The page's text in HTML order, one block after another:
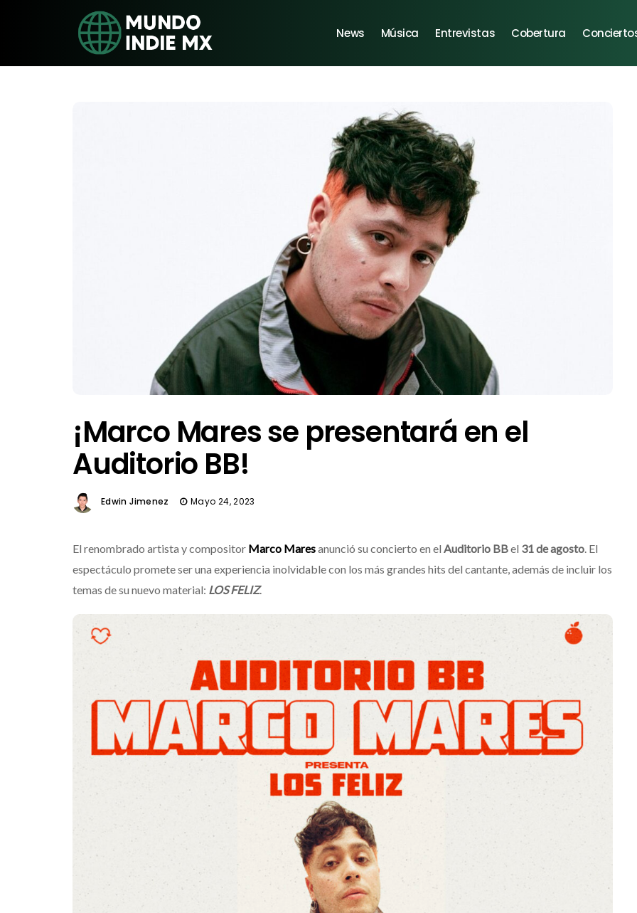
News Música Entrevistas Cobertura
¡Marco Mares se presentará en el
Auditorio BB!
Edwin Jimenez Mayo 24, 2023
El renombrado artista y compositor Marco Maresanunció su concierto en el Auditorio BBel 31 de agosto . El
espectáculo promete ser una experiencia inolvidable con los más grandes hits del cantante, además de incluir los
temas de su nuevo material: LOS FELIZ.